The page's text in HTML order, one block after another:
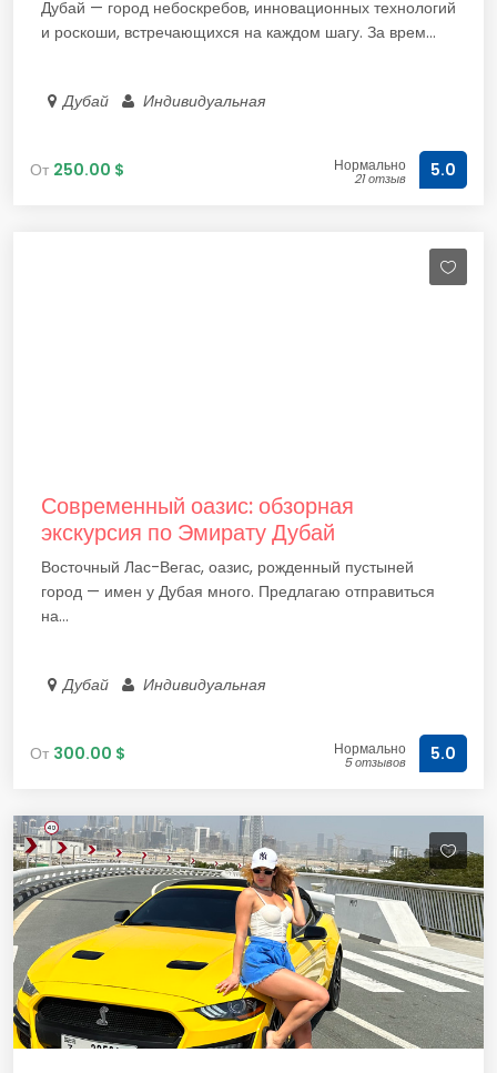
Дубай — город небоскребов, инновационных технологий
и роскоши, встречающихся на каждом шагу. За врем...
Дубай Индивидуальная
От 250.00 $ Нормально
21 отзыв 5.0
Современный оазис: обзорная
экскурсия по Эмирату Дубай
Восточный Лас-Вегас, оазис, рожденный пустыней
город — имен у Дубая много. Предлагаю отправиться
на...
Дубай Индивидуальная
От 300.00 $ Нормально
5 отзывов 5.0